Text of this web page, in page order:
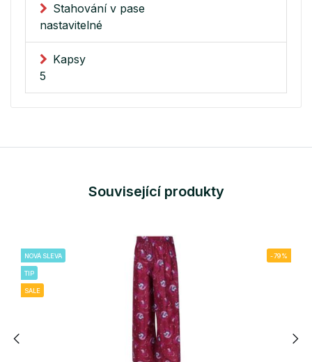
Stahování v pase
nastavitelné
Kapsy
5
Související produkty
NOVÁ SLEVA
TIP
SALE
-79%